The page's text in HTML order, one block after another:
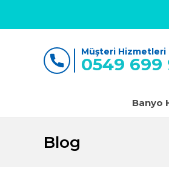
Müşteri Hizmetleri
0549 699
Banyo
Blog